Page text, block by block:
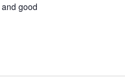
good